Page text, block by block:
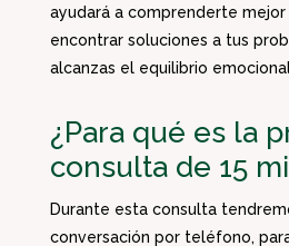
ayudará a comprenderte mejor
encontrar soluciones a tus
alcanzas el equilibrio
¿Para qué es la
consulta de 15
Durante esta consulta
conversación por teléfono,